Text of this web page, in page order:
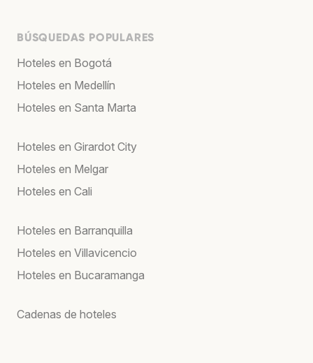
BÚSQUEDAS POPULARES
Hoteles en Bogotá
Hoteles en Medellín
Hoteles en Santa Marta
Hoteles en Girardot City
Hoteles en Melgar
Hoteles en Cali
Hoteles en Barranquilla
Hoteles en Villavicencio
Hoteles en Bucaramanga
Cadenas de hoteles